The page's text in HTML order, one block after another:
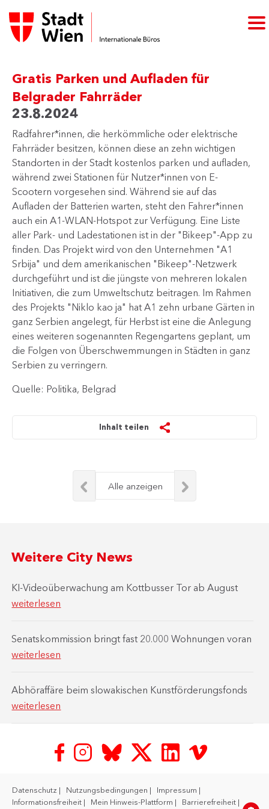
Gratis Parken und Aufladen für
Belgrader Fahrräder
23.8.2024
​Radfahrer*innen, die herkömmliche oder elektrische
Fahrräder besitzen, können diese an zehn wichtigen
Standorten in der Stadt kostenlos parken und aufladen,
während zwei Stationen für Nutzer*innen von E-
Scootern vorgesehen sind. Während sie auf das
Aufladen der Batterien warten, steht den Fahrer*innen
auch ein A1-WLAN-Hotspot​​ zur Verfügung. Eine Liste
aller Park- und Ladestationen ist in der "Bikeep"-App zu
finden. Das Projekt wird von den Unternehmen "A1
Srbija" und dem amerikanischen "Bikeep"-Netzwerk
durchgeführt und ist die​ jüngste von mehreren lokalen
Initiativen, die zum Umweltschutz beitragen. Im Rahmen
des Projekts "Niklo kao ja" hat A1 zehn urbane Gärten in
ganz Serbien angelegt, für Herbst ist​ eine die Anlegung
eines weiteren sogenannten Regengartens geplant, um
die Folgen von Überschwemmungen in Städten in ganz
Serbien zu verringern.​​
Quelle: Politika, Belgrad
Inhalt teilen
Alle anzeigen
Weitere City News
KI-Videoüberwachung am Kottbusser Tor ab August
weiterlesen
Senatskommission bringt fast 20.000 Wohnungen voran
weiterlesen
Abhöraffäre beim slowakischen Kunstförderungsfonds
weiterlesen
Datenschutz Nutzungsbedingungen
Impressum
Informationsfreiheit
Mein Hinweis-Plattform Barrierefreiheit